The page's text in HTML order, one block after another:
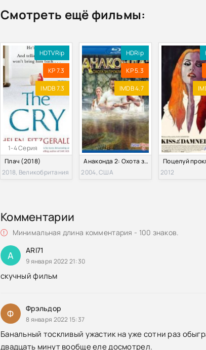
Смотреть ещё фильмы:
1-4 Серия
HDTVRip
KP 7.3
IMDB 7.3
Плач (2018)
2018, Великобритания
HDRip
KP 5.3
IMDB 4.7
Анаконда 2: Охота за проклятой орхидеей (2004)
2004, США
2012
Комментарии
Минимальная длина комментария - 100 знаков.
A ARI71
9 января 2022 21:30
скучный фильм
Ф Фрэльдор
8 января 2022 15:37
Банальный тоскливый ужастик на уже сотни раз
двадцать минут вообще еле досмотрел.